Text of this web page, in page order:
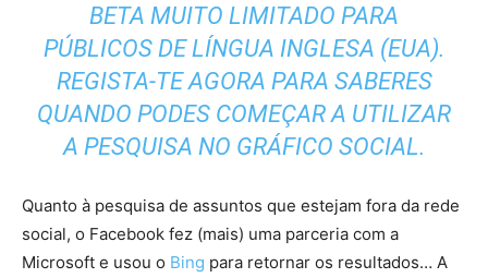
BETA MUITO LIMITADO PARA
PÚBLICOS DE LÍNGUA INGLESA (EUA).
REGISTA-TE AGORA PARA SABERES
QUANDO PODES COMEÇAR A UTILIZAR
A PESQUISA NO GRÁFICO SOCIAL.
Quanto à pesquisa de assuntos que estejam fora da rede
social, o Facebook fez (mais) uma parceria com a
Microsoft e usou o Bing para retornar os resultados… A